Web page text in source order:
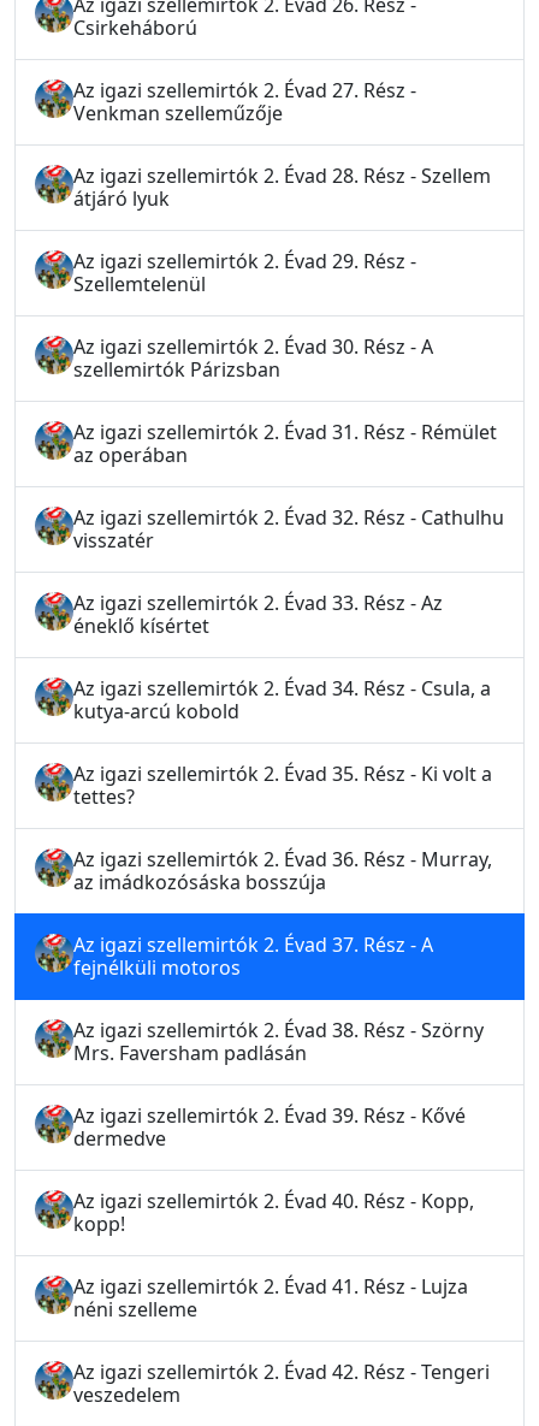
Csirkeháború
Az igazi szellemirtók 2. Évad 27. Rész -
Venkman szelleműzője
Az igazi szellemirtók 2. Évad 28. Rész - Szellem
átjáró lyuk
Az igazi szellemirtók 2. Évad 29. Rész -
Szellemtelenül
Az igazi szellemirtók 2. Évad 30. Rész - A
szellemirtók Párizsban
Az igazi szellemirtók 2. Évad 31. Rész - Rémület
az operában
Az igazi szellemirtók 2. Évad 32. Rész - Cathulhu
visszatér
Az igazi szellemirtók 2. Évad 33. Rész - Az
éneklő kísértet
Az igazi szellemirtók 2. Évad 34. Rész - Csula, a
kutya-arcú kobold
Az igazi szellemirtók 2. Évad 35. Rész - Ki volt a
tettes?
Az igazi szellemirtók 2. Évad 36. Rész - Murray,
az imádkozósáska bosszúja
Az igazi szellemirtók 2. Évad 37. Rész - A
fejnélküli motoros
Az igazi szellemirtók 2. Évad 38. Rész - Szörny
Mrs. Faversham padlásán
Az igazi szellemirtók 2. Évad 39. Rész - Kővé
dermedve
Az igazi szellemirtók 2. Évad 40. Rész - Kopp,
kopp!
Az igazi szellemirtók 2. Évad 41. Rész - Lujza
néni szelleme
Az igazi szellemirtók 2. Évad 42. Rész - Tengeri
veszedelem